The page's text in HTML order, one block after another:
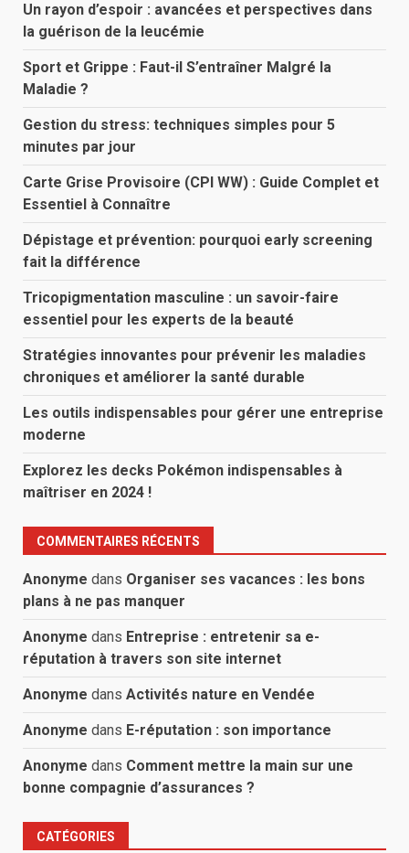
Un rayon d’espoir : avancées et perspectives dans
la guérison de la leucémie
Sport et Grippe : Faut-il S’entraîner Malgré la
Maladie ?
Gestion du stress: techniques simples pour 5
minutes par jour
Carte Grise Provisoire (CPI WW) : Guide Complet et
Essentiel à Connaître
Dépistage et prévention: pourquoi early screening
fait la différence
Tricopigmentation masculine : un savoir-faire
essentiel pour les experts de la beauté
Stratégies innovantes pour prévenir les maladies
chroniques et améliorer la santé durable
Les outils indispensables pour gérer une entreprise
moderne
Explorez les decks Pokémon indispensables à
maîtriser en 2024 !
COMMENTAIRES RÉCENTS
Anonyme dans Organiser ses vacances : les bons
plans à ne pas manquer
Anonyme dans Entreprise : entretenir sa e-
réputation à travers son site internet
Anonyme dans Activités nature en Vendée
Anonyme dans E-réputation : son importance
Anonyme dans Comment mettre la main sur une
bonne compagnie d’assurances ?
CATÉGORIES